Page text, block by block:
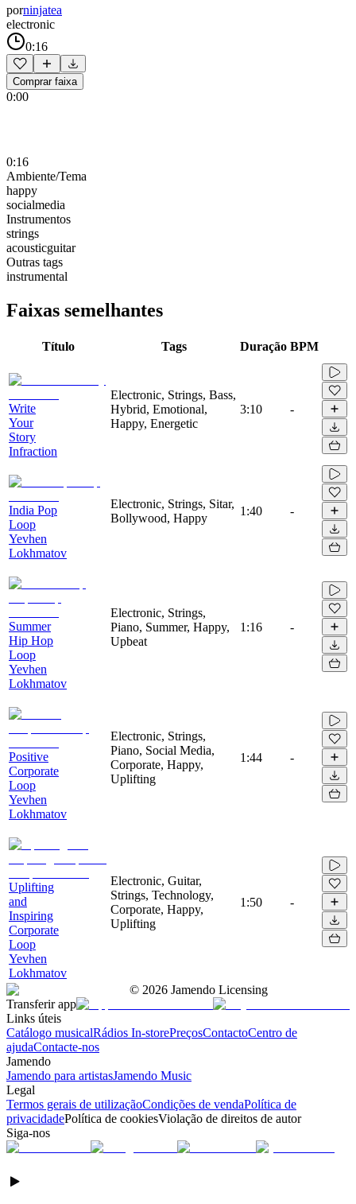
porninjatea
electronic
0:16
Comprar faixa
0:00
0:16
Ambiente/Tema
happy
socialmedia
Instrumentos
strings
acousticguitar
Outras tags
instrumental
Faixas semelhantes
Título Tags Duração BPM
Write
Your
Story
Infraction
Electronic, Strings, Bass,
Hybrid, Emotional,
Happy, Energetic
3:10 -
India Pop
Loop
Yevhen
Lokhmatov
Electronic, Strings, Sitar,
Bollywood, Happy
1:40 -
Summer
Hip Hop
Loop
Yevhen
Lokhmatov
Electronic, Strings,
Piano, Summer, Happy,
Upbeat
1:16 -
Positive
Corporate
Loop
Yevhen
Lokhmatov
Electronic, Strings,
Piano, Social Media,
Corporate, Happy,
Uplifting
1:44 -
Uplifting
and
Inspiring
Corporate
Loop
Yevhen
Lokhmatov
Electronic, Guitar,
Strings, Technology,
Corporate, Happy,
Uplifting
1:50 -
© 2026 Jamendo Licensing
Transferir app
Links úteis
Catálogo musicalRádios In-storePreçosContactoCentro de
ajudaContacte-nos
Jamendo
Jamendo para artistasJamendo Music
Legal
Termos gerais de utilizaçãoCondições de vendaPolítica de
privacidadePolítica de cookiesViolação de direitos de autor
Siga-nos